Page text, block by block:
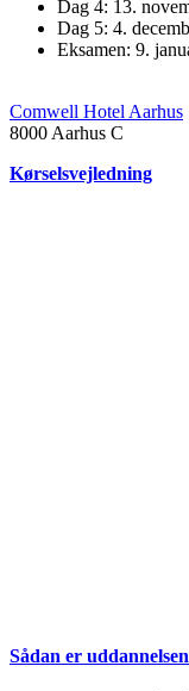
Dag 4: 13.
Dag 5: 4.
Eksamen: 9.
Comwell Hotel Aarhus
8000 Aarhus C
Kørselsvejledning
Sådan er